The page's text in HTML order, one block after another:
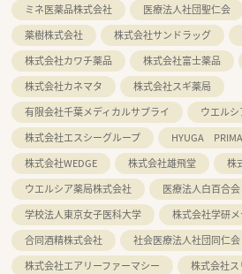
ミネ医薬品株式会社
医療法人社団聖仁会
薬樹株式会社
株式会社サンドラッグ
株式会社カワチ薬品
株式会社富士薬品
株式会社カネマタ
株式会社スギ薬局
有限会社千葉メディカルサプライ
ウエル
株式会社エスシーグループ
HYUGA
株式会社WEDGE
株式会社雄飛堂
株
ウエルシア薬局株式会社
医療法人白百合会
学校法人東京女子医科大学
株式会社学研
合同酒精株式会社
社会医療法人社団同仁会
株式会社エアリーファーマシー
株式会社ス